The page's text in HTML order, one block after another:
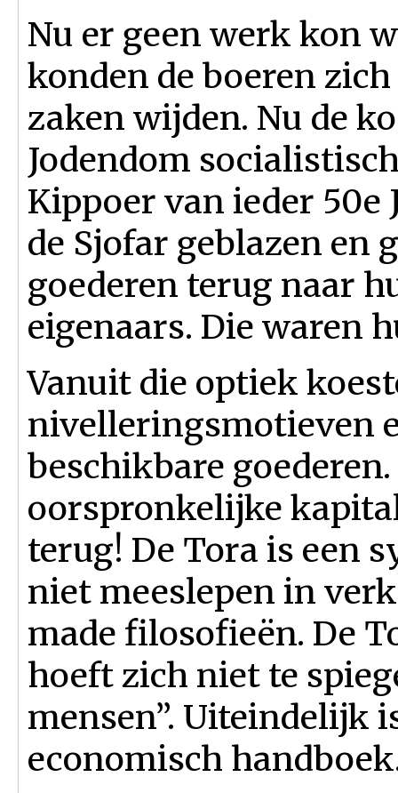
Nu er geen werk kon
konden de boeren
zaken wijden. Nu de
Jodendom
Kippoer van ieder 50e
de Sjofar geblazen en
goederen terug naar
eigenaars. Die waren
Vanuit die optiek
nivelleringsmotieven
beschikbare
oorspronkelijke
terug! De Tora is een
niet meeslepen in
made filosofieën. De
hoeft zich niet te
mensen”. Uiteindelijk
economisch